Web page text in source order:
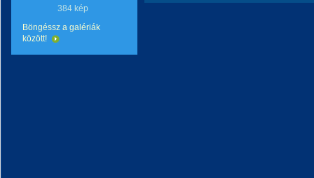
384 kép
Böngéssz a galériák
között!